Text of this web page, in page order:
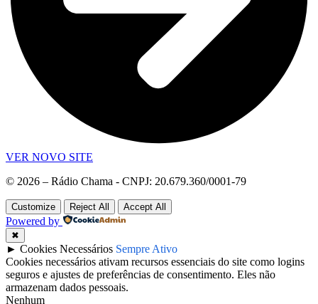
VER NOVO SITE
© 2026 – Rádio Chama - CNPJ: 20.679.360/0001-79
Customize Reject All Accept All
Powered by
✖
► Cookies Necessários Sempre Ativo
Cookies necessários ativam recursos essenciais do site como logins
seguros e ajustes de preferências de consentimento. Eles não
armazenam dados pessoais.
Nenhum